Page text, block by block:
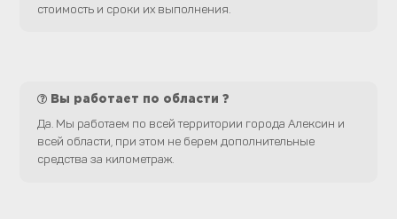
стоимость и сроки их выполнения.
Вы работает по области ?
Да. Мы работаем по всей территории города Алексин и
всей области, при этом не берем дополнительные
средства за километраж.